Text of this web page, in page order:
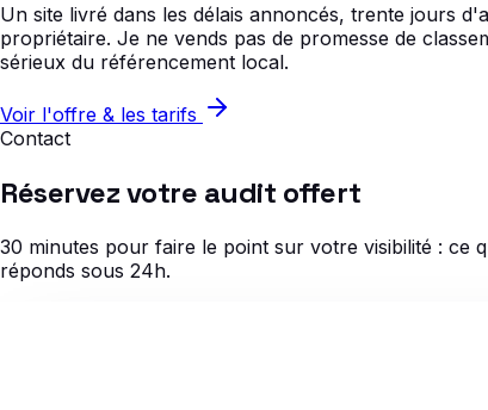
Un site livré dans les délais annoncés, trente jours
propriétaire. Je ne vends pas de promesse de
sérieux du référencement local.
Voir l'offre & les tarifs
Contact
Réservez votre audit offert
30 minutes pour faire le point sur votre visibilité : ce
réponds sous 24h.